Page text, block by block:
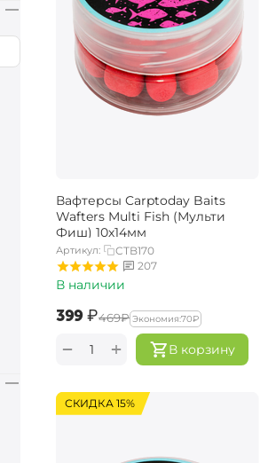
Вафтерсы Carptoday Baits
Wafters Multi Fish (Мульти
Фиш) 10х14мм
Артикул:
CTB170
207
В наличии
‍399‍₽‍469‍₽ Экономия:‍70‍₽
В корзину
+
−
СКИДКА 15%